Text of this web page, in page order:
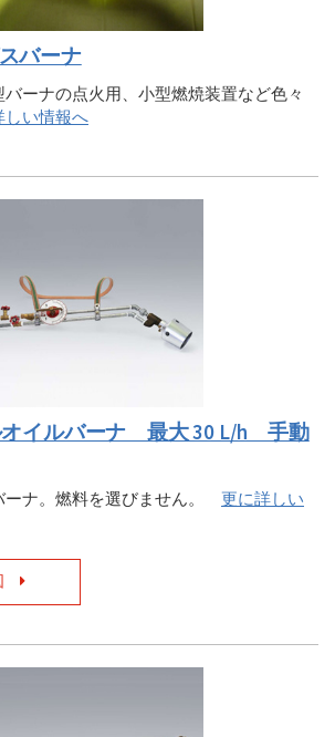
バーナ
ーナの点火用、小型燃焼装置など色々
しい情報へ
オイルバーナ 最大 30 L/h 手動
ーナ。燃料を選びません。 更に詳しい